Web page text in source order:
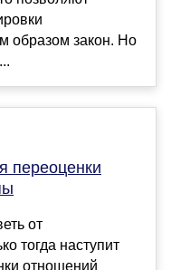
образом закон. Но
переоценки
от
тогда наступит
отношений